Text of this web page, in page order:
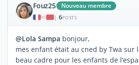
Fouz25 Nouveau membre
| 6POSTS
@Lola Sampa bonjour,
mes enfant était au cned by Twa sur
beau cadre pour les enfants de